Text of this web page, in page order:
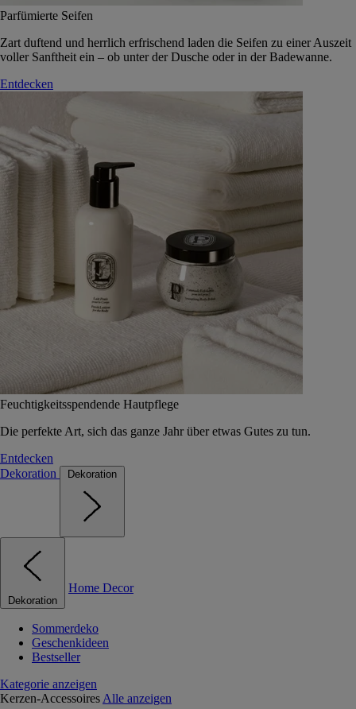
Parfümierte Seifen
Zart duftend und herrlich erfrischend laden die Seifen zu einer Auszeit
voller Sanftheit ein – ob unter der Dusche oder in der Badewanne.
Entdecken
Feuchtigkeitsspendende Hautpflege
Die perfekte Art, sich das ganze Jahr über etwas Gutes zu tun.
Entdecken
Dekoration
Dekoration
Dekoration
Home Decor
Sommerdeko
Geschenkideen
Bestseller
Kategorie anzeigen
Kerzen-Accessoires Alle anzeigen